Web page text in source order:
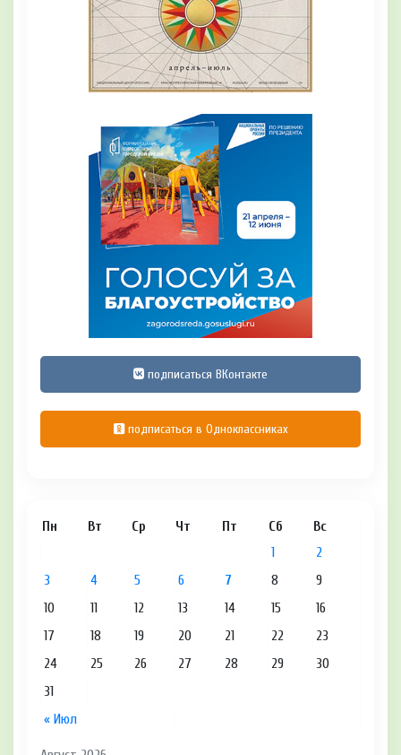
подписаться ВКонтакте
подписаться в Одноклассниках
Пн Вт Ср Чт Пт Сб Вс
« Июл
1
2
3
4 5 6 7 8
9
10
11 12 13 14 15
16
17
18 19 20 21 22
23
24
25 26 27 28 29
30
31